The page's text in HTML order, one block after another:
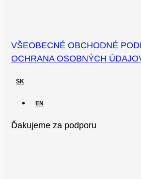
VŠEOBECNÉ OBCHODNÉ
OCHRANA OSOBNÝCH
SK
EN
Ďakujeme za podporu